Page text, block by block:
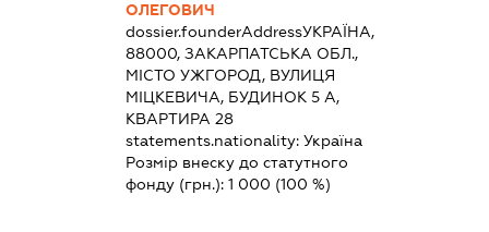
ОЛЕГОВИЧ
dossier.founderAddressУКРАЇНА,
88000, ЗАКАРПАТСЬКА ОБЛ.,
МІСТО УЖГОРОД, ВУЛИЦЯ
МІЦКЕВИЧА, БУДИНОК 5 А,
КВАРТИРА 28
statements.nationality:Україна
Розмір внеску до статутного
фонду (грн.):1 000 (100 %)